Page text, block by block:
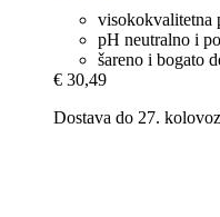
visokokvalitetna
pH neutralno i
šareno i bogato
€ 30,49
Dostava do 27.